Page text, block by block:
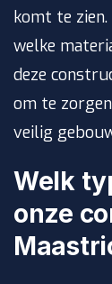
komt te
welke
deze
om te
veilig
Welk
onze